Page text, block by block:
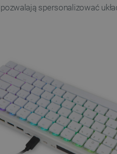
spersonalizować
_smvs
LaSID